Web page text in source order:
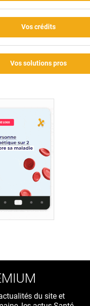
Vos crédits
Vos solutions pros
du site et